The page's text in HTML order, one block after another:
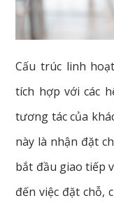
Cấu trúc linh
tích hợp với các
tương tác của
này là nhận đặt
bắt đầu giao tiếp
đến việc đặt chỗ,